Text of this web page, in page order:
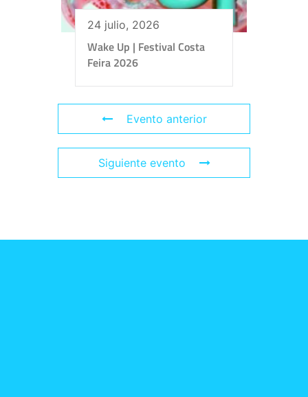
24 julio, 2026
Wake Up | Festival Costa
Feira 2026
Evento anterior
Siguiente evento